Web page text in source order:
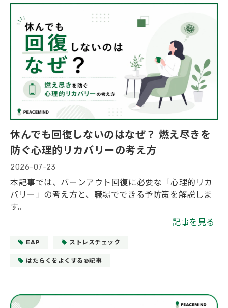
休んでも回復しないのはなぜ？ 燃え尽きを
防ぐ心理的リカバリーの考え方
2026-07-23
本記事では、バーンアウト回復に必要な「心理的リカ
バリー」の考え方と、職場でできる予防策を解説しま
す。
記事を見る
EAP ストレスチェック
はたらくをよくする®記事